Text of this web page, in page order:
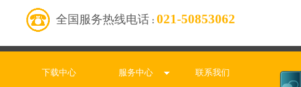
全国服务热线电话 ： 021-50853062
下载中心 服务中心 联系我们